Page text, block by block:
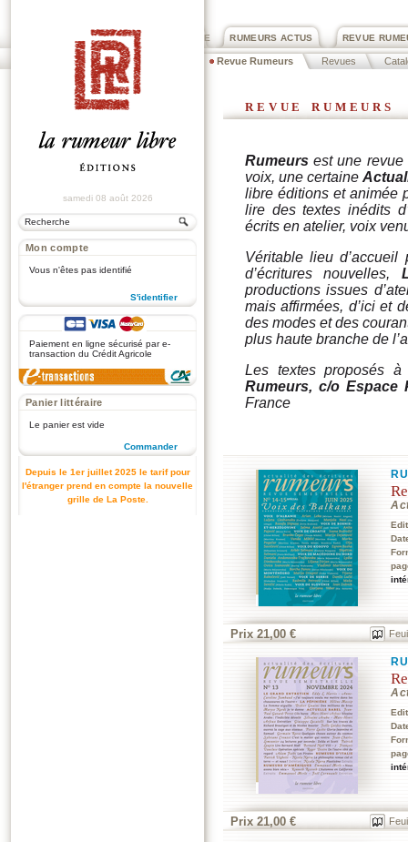
REVUE
RUMEURS ACTUS
PRIX ROGER DEXTRE
Revue Rumeurs Revues
samedi 08 août 2026
Mon compte
Vous n'êtes pas identifié
S'identifier
Paiement en ligne sécurisé par e-
transaction du Crédit Agricole
Panier littéraire
Le panier est vide
Commander
Depuis le 1er juillet 2025 le tarif pour
l'étranger prend en compte la nouvelle
grille de La Poste.
revue rumeurs
Rumeurs est une revue
voix, une certaine
libre éditions et animée
lire des textes inédits
écrits en atelier, voix
Véritable lieu
d’écritures nouvelles,
productions issues
mais affirmées, d’ici et
des modes et des
plus haute branche de
Les textes proposés
Rumeurs, c/o Espace
France
Prix 21,00 €
Prix 21,00 €